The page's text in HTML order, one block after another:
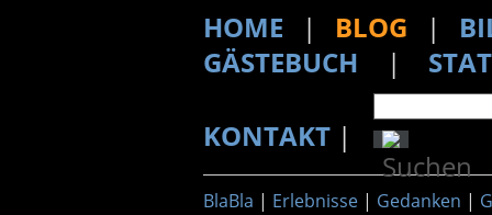
HOME | BLOG |
GÄSTEBUCH |
KONTAKT |
BlaBla | Erlebnisse | Gedanken |